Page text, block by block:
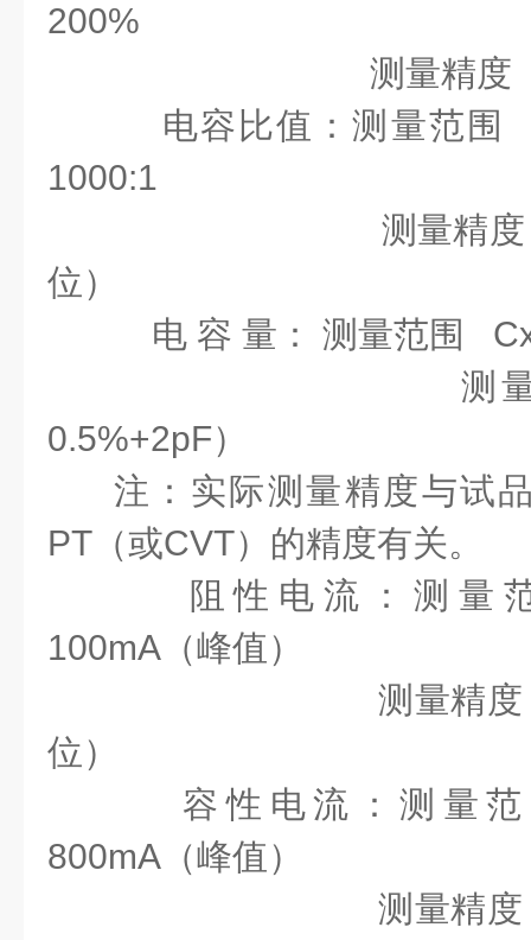
200%
测量精度
电容比值：测量范围
1000:1
测量精度 ±（
位）
电 容 量： 测量范围
测量精度
0.5%+2pF）
注：实际测量精度与试
PT（或CVT）的精度有关。
阻性电流：测量
100mA（峰值）
测量精度 ±（
位）
容性电流：测量范
800mA（峰值）
测量精度 ±（